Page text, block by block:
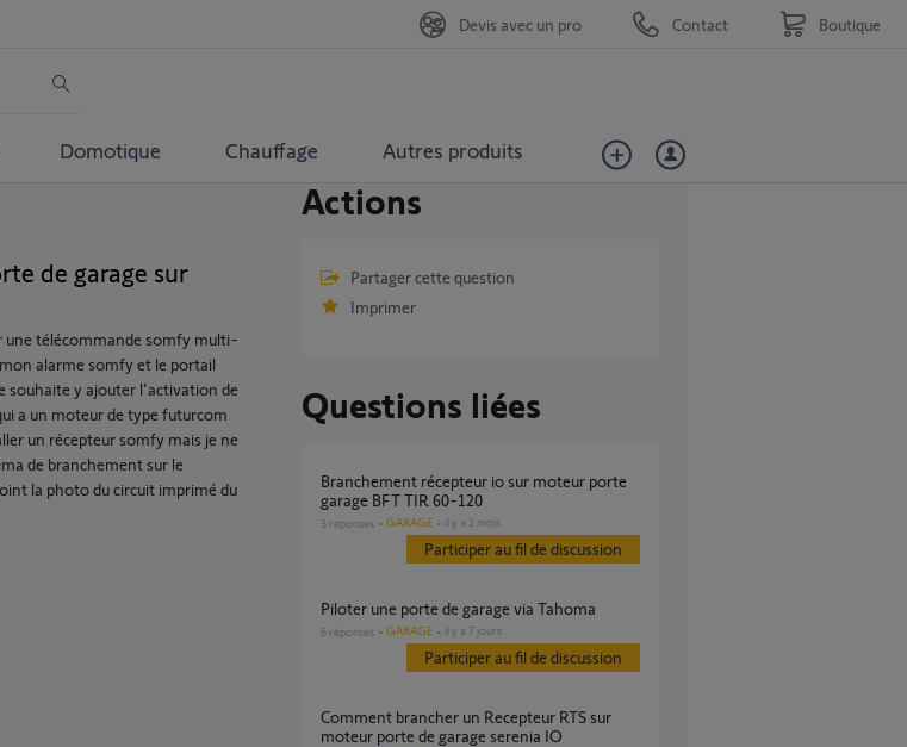
Domotique Chauffage Autres produits
Devis avec un pro Contact Boutique
de garage sur
une télécommande somfy multi-
alarme somfy et le portail
souhaite y ajouter l'activation de
a un moteur de type futurcom
un récepteur somfy mais je ne
de branchement sur le
la photo du circuit imprimé du
Actions
Partager cette question
Imprimer
Questions liées
Branchement récepteur io sur moteur porte
garage BFT TIR 60-120
3 réponses GARAGE il y a 2 mois
Participer au fil de discussion
Piloter une porte de garage via Tahoma
6 réponses GARAGE il y a 7 jours
Participer au fil de discussion
Comment brancher un Recepteur RTS sur
moteur porte de garage serenia IO